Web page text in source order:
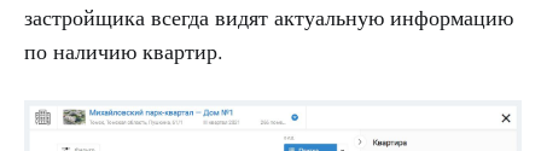
застройщика всегда видят актуальную информацию
по наличию квартир.